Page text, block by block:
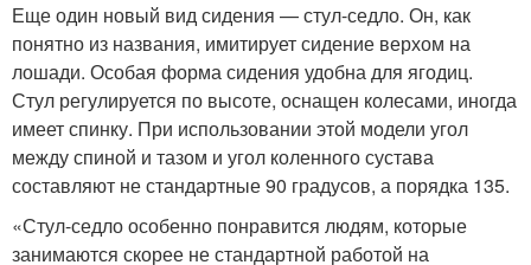
Еще один новый вид сидения — стул-седло. Он, как
понятно из названия, имитирует сидение верхом на
лошади. Особая форма сидения удобна для ягодиц.
Стул регулируется по высоте, оснащен колесами, иногда
имеет спинку. При использовании этой модели угол
между спиной и тазом и угол коленного сустава
составляют не стандартные 90 градусов, а порядка 135.
«Стул-седло особенно понравится людям, которые
занимаются скорее не стандартной работой на